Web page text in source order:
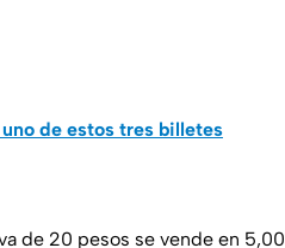
de estos tres billetes
de 20 pesos se vende en